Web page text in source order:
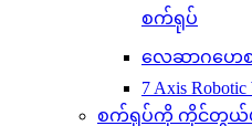
စက်ရုပ်
လေဆာဂဟေ
7 Axis Robotic
စက်ရုပ်ကို ကိုင်တွယ်ပ